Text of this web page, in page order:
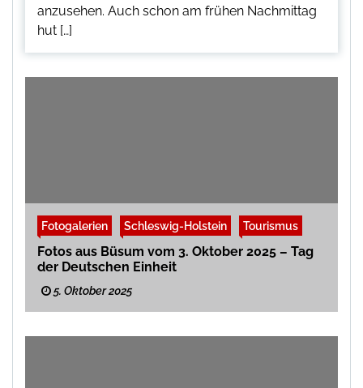
anzusehen. Auch schon am frühen Nachmittag
hut […]
Fotogalerien Schleswig-Holstein Tourismus
Fotos aus Büsum vom 3. Oktober 2025 – Tag
der Deutschen Einheit
5. Oktober 2025